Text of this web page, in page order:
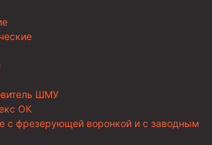
ШМУ
ОК
с фрезерующей воронкой и с заводным